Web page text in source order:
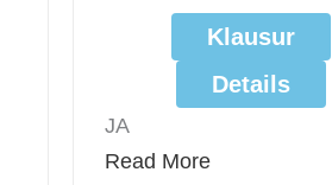
Klausur
Details
JA
Read More